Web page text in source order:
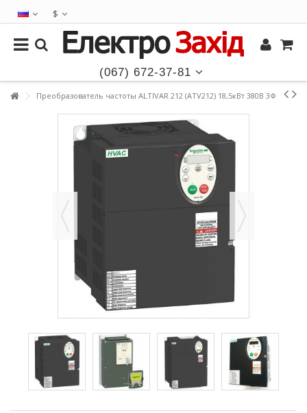
$
(067) 672-37-81
Преобразователь частоты ALTIVAR 212 (ATV212) 18,5кВт 380В 3Ф